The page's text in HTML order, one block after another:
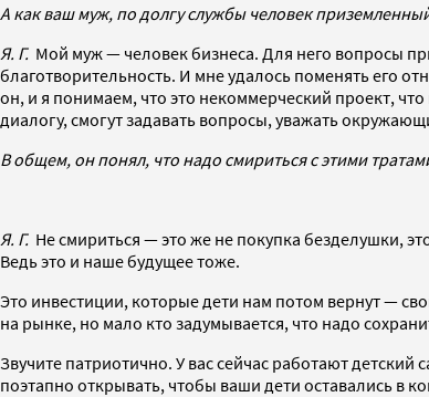
А как ваш муж, по долгу службы человек
Я. Г. Мой муж — человек бизнеса. Для него вопросы
благотворительность. И мне удалось поменять его
он, и я понимаем, что это некоммерческий проект,
диалогу, смогут задавать вопросы, уважать
В общем, он понял, что надо смириться с этими
Я. Г. Не смириться — это же не покупка безделушки,
Ведь это и наше будущее тоже.
Это инвестиции, которые дети нам потом вернут —
на рынке, но мало кто задумывается, что надо
Звучите патриотично. У вас сейчас работают
поэтапно открывать, чтобы ваши дети оставались в